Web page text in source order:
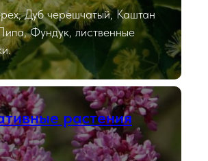
Дуб черешчатый, Каштан
Фундук, лиственные
растения